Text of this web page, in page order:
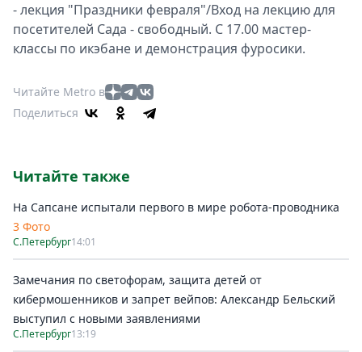
- лекция "Праздники февраля"/Вход на лекцию для
посетителей Сада - свободный. С 17.00 мастер-
классы по икэбане и демонстрация фуросики.
Читайте Metro в
Поделиться
Читайте также
На Сапсане испытали первого в мире робота-проводника
3 Фото
С.Петербург14:01
Замечания по светофорам, защита детей от
кибермошенников и запрет вейпов: Александр Бельский
выступил с новыми заявлениями
С.Петербург13:19